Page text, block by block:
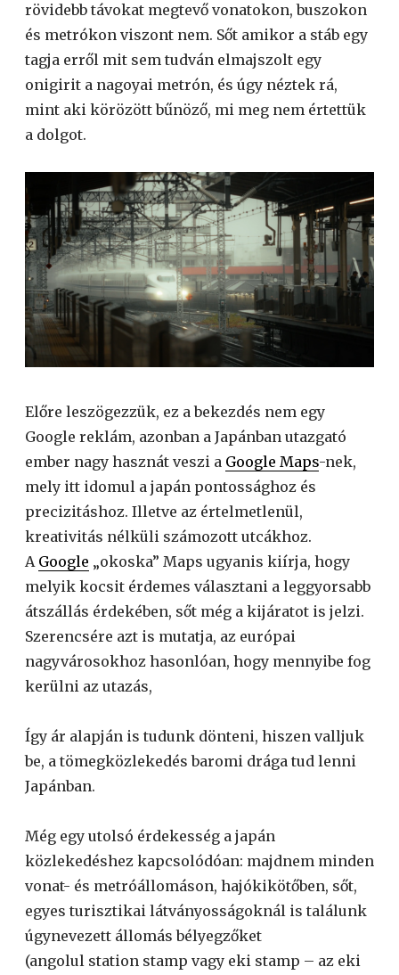
rövidebb távokat megtevő vonatokon, buszokon
és metrókon viszont nem. Sőt amikor a stáb egy
tagja erről mit sem tudván elmajszolt egy
onigirit a nagoyai metrón, és úgy néztek rá,
mint aki körözött bűnöző, mi meg nem értettük
a dolgot.
Előre leszögezzük, ez a bekezdés nem egy
Google reklám, azonban a Japánban utazgató
ember nagy hasznát veszi a Google Maps-nek,
mely itt idomul a japán pontossághoz és
precizitáshoz. Illetve az értelmetlenül,
kreativitás nélküli számozott utcákhoz.
A Google „okoska” Maps ugyanis kiírja, hogy
melyik kocsit érdemes választani a leggyorsabb
átszállás érdekében, sőt még a kijáratot is jelzi.
Szerencsére azt is mutatja, az európai
nagyvárosokhoz hasonlóan, hogy mennyibe fog
kerülni az utazás,
Így ár alapján is tudunk dönteni, hiszen valljuk
be, a tömegközlekedés baromi drága tud lenni
Japánban.
Még egy utolsó érdekesség a japán
közlekedéshez kapcsolódóan: majdnem minden
vonat- és metróállomáson, hajókikötőben, sőt,
egyes turisztikai látványosságoknál is találunk
úgynevezett állomás bélyegzőket
(angolul station stamp vagy eki stamp – az eki